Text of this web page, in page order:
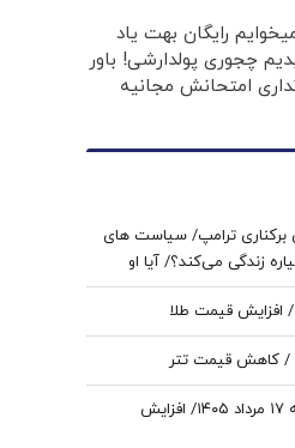
رایگان بهت یاد
چجوری پولدارشی! باور
امتحانش مجانیه
برکناری ترامپ/ سیاست های
او فاجعه بار است/ ترامپ در کدام سیاره زندگی می‌کند؟/ آیا او
قیمت بیت‌کوین و اتریوم امروز شنبه ۱۷ مرداد ۱۴۰۵/ افزایش